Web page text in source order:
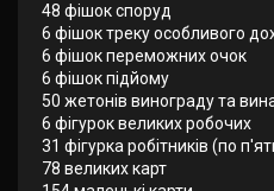
48 фішок споруд
6 фішок треку особливого
6 фішок переможних очок
6 фішок підйому
50 жетонів винограду та
6 фігурок великих робочих
31 фігурка робітників (по
78 великих карт